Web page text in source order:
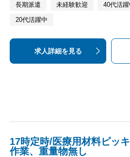
長期派遣 未経験歓迎 40代活躍
20代活躍中
求人詳細を見る
17時定時/医療用材料ピッ
作業、重量物無し